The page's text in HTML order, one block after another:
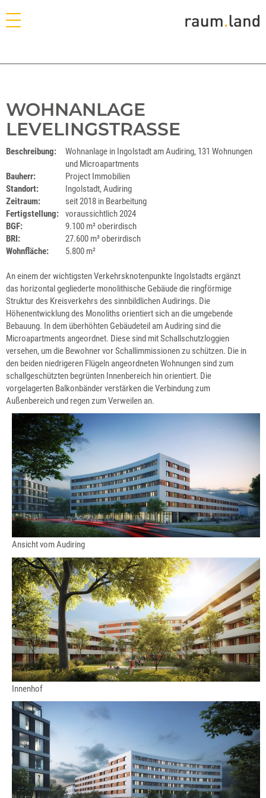
WOHNANLAGE
LEVELINGSTRASSE
Beschreibung:
Wohnanlage in Ingolstadt am Audiring, 131 Wohnungen
und Microapartments
Bauherr:
Project Immobilien
Standort:
Ingolstadt, Audiring
Zeitraum:
seit 2018 in Bearbeitung
Fertigstellung:
voraussichtlich 2024
BGF:
9.100 m² oberirdisch
BRI:
27.600 m³ oberirdisch
Wohnfläche:
5.800 m²
An einem der wichtigsten Verkehrsknotenpunkte Ingolstadts ergänzt
das horizontal gegliederte monolithische Gebäude die ringförmige
Struktur des Kreisverkehrs des sinnbildlichen Audirings. Die
Höhenentwicklung des Monoliths orientiert sich an die umgebende
Bebauung. In dem überhöhten Gebäudeteil am Audiring sind die
Microapartments angeordnet. Diese sind mit Schallschutzloggien
versehen, um die Bewohner vor Schallimmissionen zu schützen. Die in
den beiden niedrigeren Flügeln angeordneten Wohnungen sind zum
schallgeschützten begrünten Innenbereich hin orientiert. Die
vorgelagerten Balkonbänder verstärken die Verbindung zum
Außenbereich und regen zum Verweilen an.
Ansicht vom Audiring
Innenhof